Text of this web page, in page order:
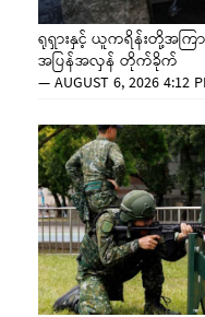
ရုရှားနှင့် ယူကရိန်းတို့အကြ
အပြန်အလှန် တိုက်ခိုက်
—AUGUST 6, 2026 4:12